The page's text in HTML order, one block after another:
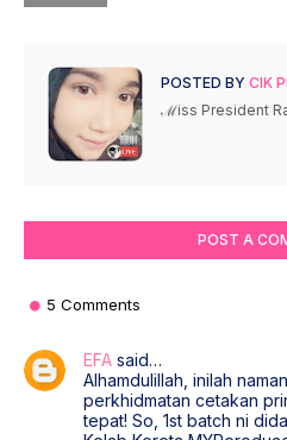
POSTED BY CIK
ℳiss President
POST A
5 Comments
EFA said…
Alhamdulillah, inilah
perkhidmatan cetakan
tepat! So, 1st batch ni